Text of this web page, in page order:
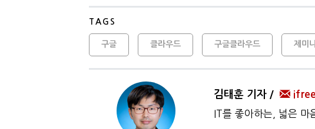
TAGS
구글 클라우드 구글클라우드 제미
김태훈 기자
IT를 좋아하는, 넓은 마